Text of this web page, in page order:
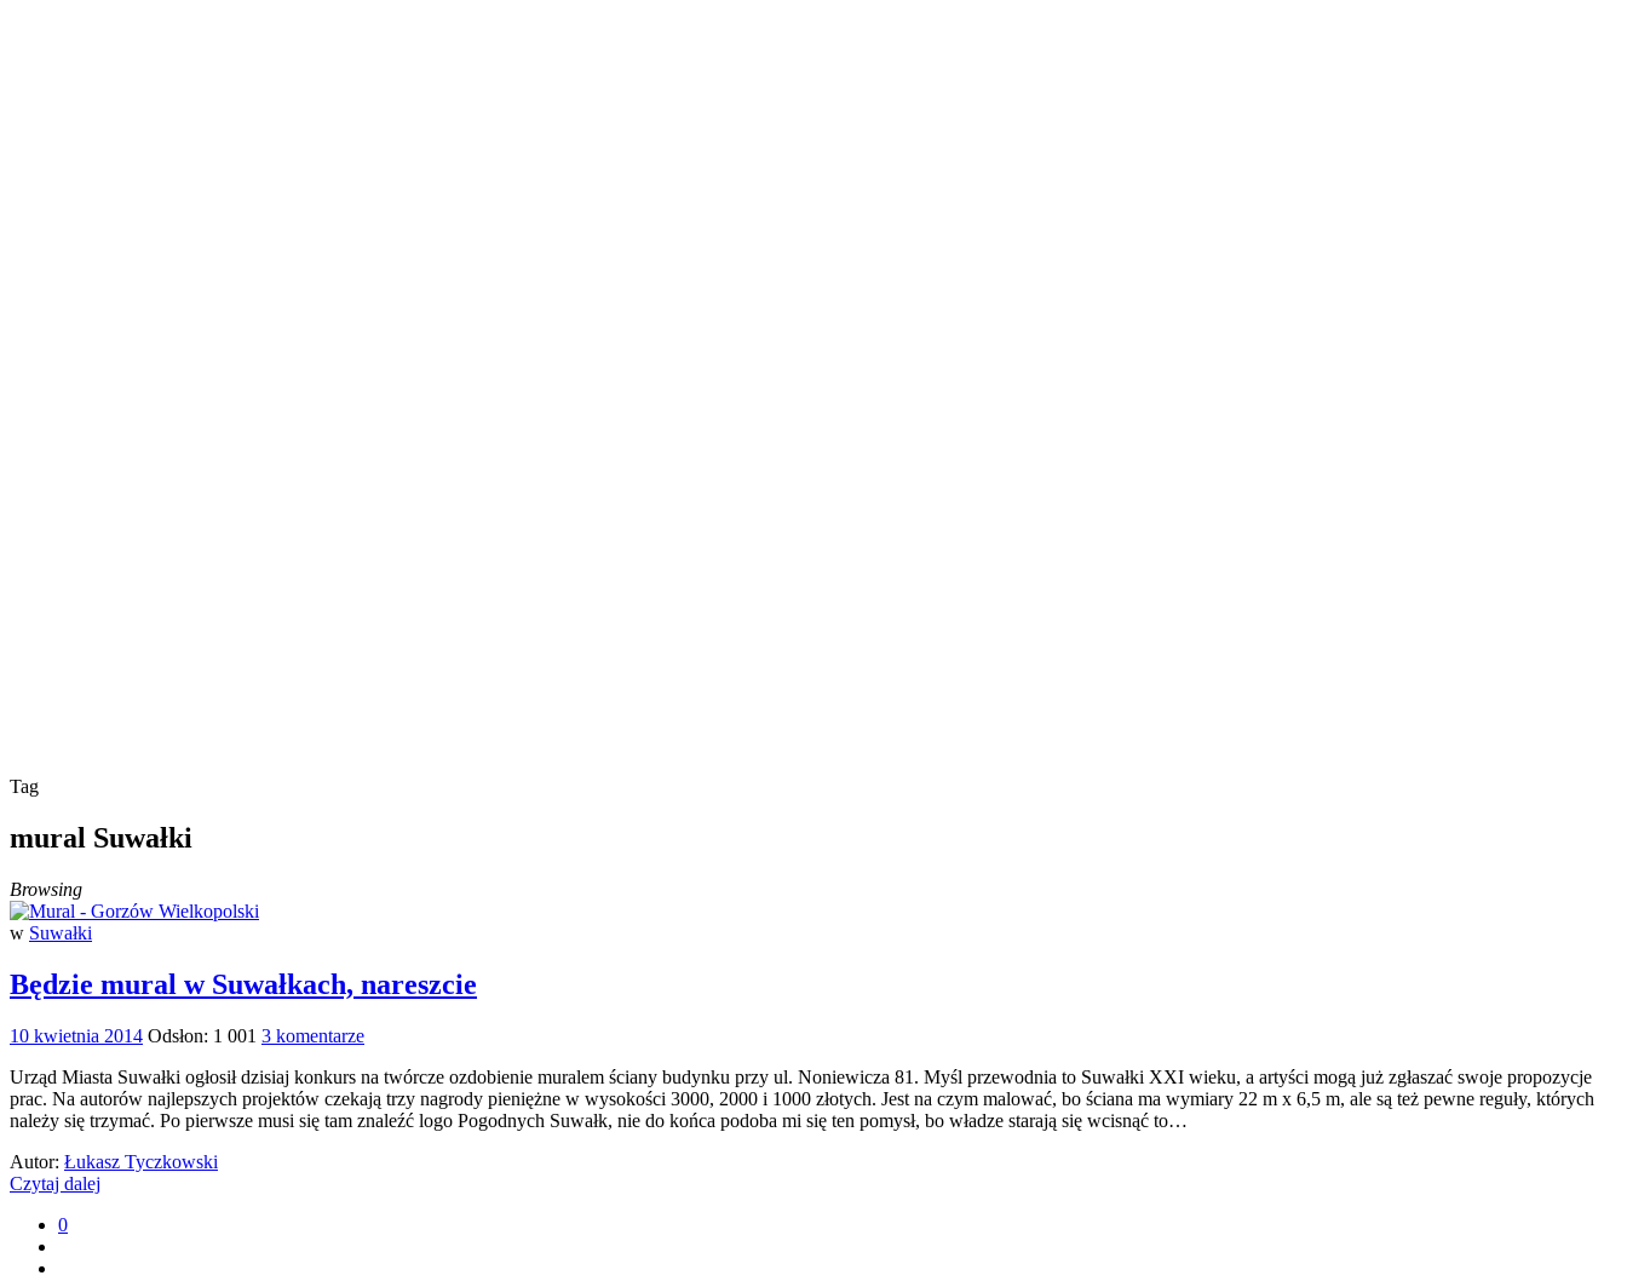
Tag
mural Suwałki
Browsing
w Suwałki
Będzie mural w Suwałkach, nareszcie
10 kwietnia 2014 Odsłon: 1 001 3 komentarze
Urząd Miasta Suwałki ogłosił dzisiaj konkurs na twórcze ozdobienie muralem ściany budynku przy ul. Noniewicza 81. Myśl przewodnia to Suwałki XXI wieku, a artyści mogą już zgłaszać swoje propozycje
prac. Na autorów najlepszych projektów czekają trzy nagrody pieniężne w wysokości 3000, 2000 i 1000 złotych. Jest na czym malować, bo ściana ma wymiary 22 m x 6,5 m, ale są też pewne reguły, których
należy się trzymać. Po pierwsze musi się tam znaleźć logo Pogodnych Suwałk, nie do końca podoba mi się ten pomysł, bo władze starają się wcisnąć to…
Autor: Łukasz Tyczkowski
Czytaj dalej
0